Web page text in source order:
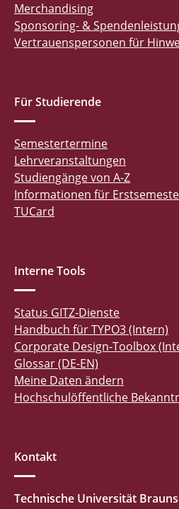
Merchandising
Sponsoring- &
Vertrauenspersonen für
Für Studierende
Semestertermine
Lehrveranstaltungen
Studiengänge von A-Z
Informationen für
TUCard
Interne Tools
Status GITZ-Dienste
Handbuch für TYPO3 (Intern)
Corporate Design-Toolbox
Glossar (DE-EN)
Meine Daten ändern
Hochschulöffentliche
Kontakt
Technische Universität